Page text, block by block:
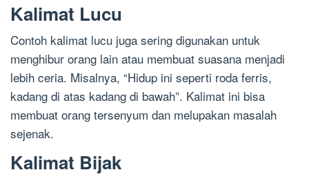
Kalimat Lucu
Contoh kalimat lucu juga sering digunakan untuk
menghibur orang lain atau membuat suasana menjadi
lebih ceria. Misalnya, “Hidup ini seperti roda ferris,
kadang di atas kadang di bawah”. Kalimat ini bisa
membuat orang tersenyum dan melupakan masalah
sejenak.
Kalimat Bijak